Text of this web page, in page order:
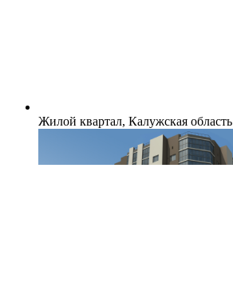
Жилой квартал, Калужская область